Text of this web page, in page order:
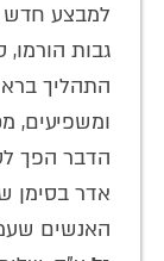
למבצע חדש
גבות הורמו,
התהליך
ומשפיעים,
הדבר הפך
אדר בסימן
האנשים